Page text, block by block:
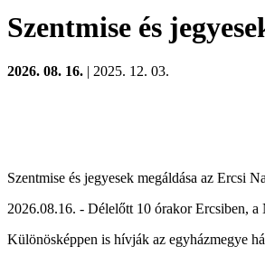
Szentmise és
2026. 08. 16. | 2025. 12. 03.
Szentmise és jegyesek megáldása az Ercsi
2026.08.16. - Délelőtt 10 órakor Ercsiben,
Különösképpen is hívják az egyházmegye